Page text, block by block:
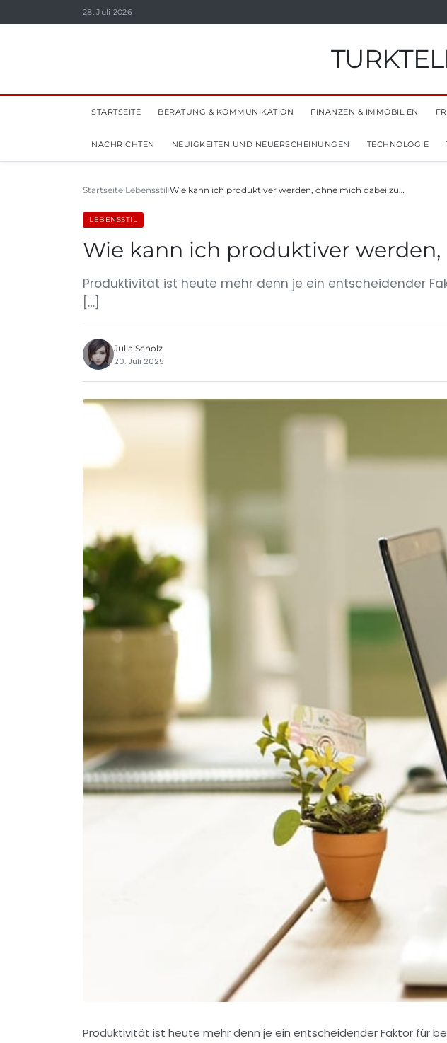
28. Juli 2026
STARTSEITE BERATUNG & KOMMUNIKATION FINANZEN & IMMOBILIEN
NACHRICHTEN NEUIGKEITEN UND NEUERSCHEINUNGEN TECHNOLOGIE
Startseite Lebensstil Wie kann ich produktiver werden, ohne mich dabei zu…
LEBENSSTIL
Wie kann ich produktiver
Produktivität ist heute mehr denn je ein entscheidender
[…]
Julia Scholz
20. Juli 2025
Produktivität ist heute mehr denn je ein entscheidender Faktor für